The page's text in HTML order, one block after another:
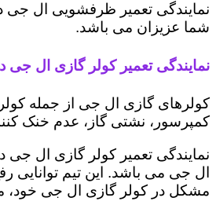
نمایندگی تعمیر ظرفشویی ال جی
شما عزیزان می باشد.
نمایندگی تعمیر کولر گازی ال جی
کولرهای گازی ال جی از جمله
کمپرسور، نشتی گاز، عدم خنک
نمایندگی تعمیر کولر گازی ال جی
ال جی می باشد. این تیم توانایی
مشکل در کولر گازی ال جی خود، می